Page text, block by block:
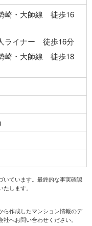
崎・大師線 徒歩16
ライナー 徒歩16分
崎・大師線 徒歩18
いています。最終的な事実確認
します。
ら作成したマンション情報のデ
へお問い合わせください。